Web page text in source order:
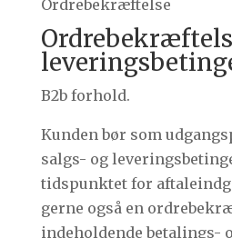
Ordrebekræftelse
B2b forhold.
Kunden bør som
salgs- og
tidspunktet for
gerne også en
indeholdende betalings-